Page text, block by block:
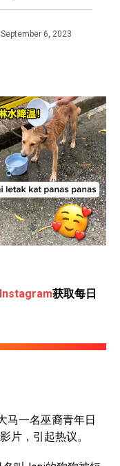
September 6, 2023
Instagram获取每日
马一名巫裔青年日
片，引起热议。